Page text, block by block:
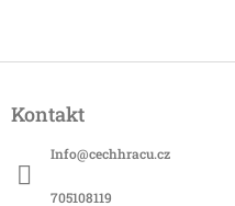
pKontakt
Info@cechhracu.cz
705108119